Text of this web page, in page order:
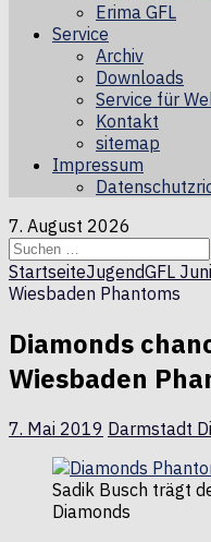
Erima GFL
Service
Archiv
Downloads
Service für
Kontakt
sitemap
Impressum
7. August 2026
Suchen
nach:
StartseiteJugendGFL
Wiesbaden Phantoms
Diamonds
Wiesbaden
7. Mai 2019 Darmstadt
Sadik Busch trägt
Diamonds